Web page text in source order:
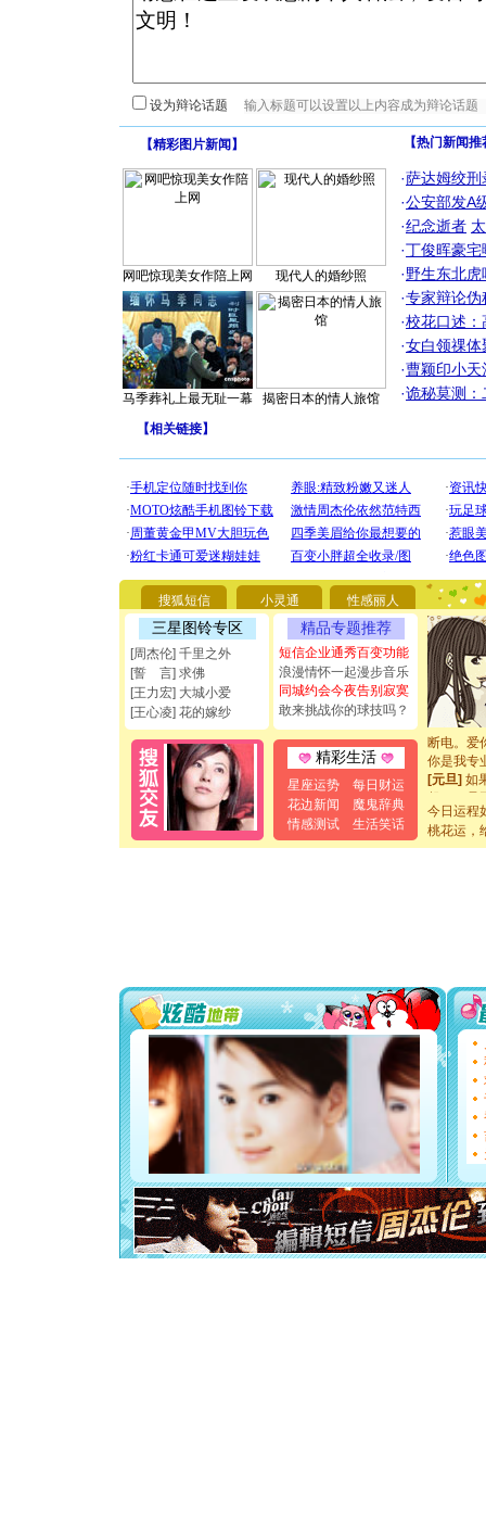
设为辩论话题
【精彩图片新闻 】
网吧惊现美女作陪上网 现代人的婚纱照
马季葬礼上最无耻一幕 揭密日本的情人旅馆
【热门新闻
·萨达姆绞刑
·公安部发A
·纪念逝者
·丁俊晖豪
·野生东北
·专家辩论伪
·校花口述：
·女白领祼体
·曹颖印小天
·诡秘莫测：
【相关链接】
搜狐短信 小灵通 性感丽人
三星图铃专区
[周杰伦] 千里之外
[誓 言] 求佛
[王力宏] 大城小爱
[王心凌] 花的嫁纱
精品专题推荐
短信企业通秀百变功能
浪漫情怀一起漫步音乐
同城约会今夜告别寂寞
敢来挑战你的球技吗？
精彩生活
星座运势
每日财运
花边新闻
魔鬼辞典
情感测试
生活笑话
你太多，
要平安！
[圣诞节]
能正大光
都要快乐
[圣诞节]
如意,快
[元旦]看
断电。爱
你是我专
[元旦]如
起；二是
离。水晶
[元旦]当
泣，这痛
[圣诞节]
你太多
要平安！
[圣诞节]
能正大
都要快乐
[圣诞节]
如意,快
[元旦]
看
断电。
你是我专
[元旦]如
起；二是
离。水晶
[元旦]当
今日运程
桃花运，